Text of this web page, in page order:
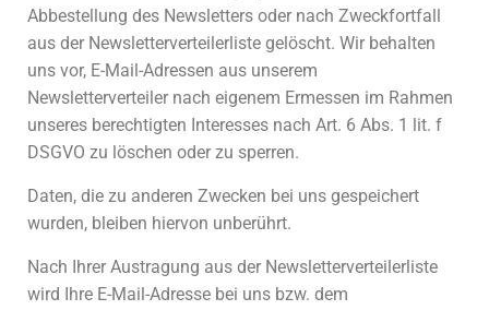
Abbestellung des Newsletters oder nach Zweckfortfall
aus der Newsletterverteilerliste gelöscht. Wir behalten
uns vor, E-Mail-Adressen aus unserem
Newsletterverteiler nach eigenem Ermessen im Rahmen
unseres berechtigten Interesses nach Art. 6 Abs. 1 lit. f
DSGVO zu löschen oder zu sperren.
Daten, die zu anderen Zwecken bei uns gespeichert
wurden, bleiben hiervon unberührt.
Nach Ihrer Austragung aus der Newsletterverteilerliste
wird Ihre E-Mail-Adresse bei uns bzw. dem